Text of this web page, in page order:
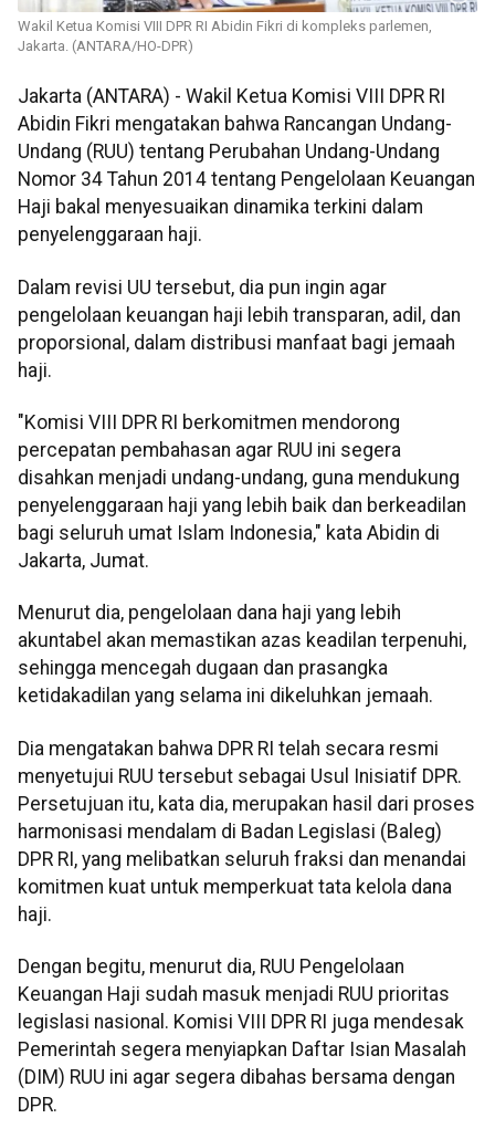
Wakil Ketua Komisi VIII DPR RI Abidin Fikri di kompleks parlemen,
Jakarta. (ANTARA/HO-DPR)
Jakarta (ANTARA) - Wakil Ketua Komisi VIII DPR RI
Abidin Fikri mengatakan bahwa Rancangan Undang-
Undang (RUU) tentang Perubahan Undang-Undang
Nomor 34 Tahun 2014 tentang Pengelolaan Keuangan
Haji bakal menyesuaikan dinamika terkini dalam
penyelenggaraan haji.
Dalam revisi UU tersebut, dia pun ingin agar
pengelolaan keuangan haji lebih transparan, adil, dan
proporsional, dalam distribusi manfaat bagi jemaah
haji.
"Komisi VIII DPR RI berkomitmen mendorong
percepatan pembahasan agar RUU ini segera
disahkan menjadi undang-undang, guna mendukung
penyelenggaraan haji yang lebih baik dan berkeadilan
bagi seluruh umat Islam Indonesia," kata Abidin di
Jakarta, Jumat.
Menurut dia, pengelolaan dana haji yang lebih
akuntabel akan memastikan azas keadilan terpenuhi,
sehingga mencegah dugaan dan prasangka
ketidakadilan yang selama ini dikeluhkan jemaah.
Dia mengatakan bahwa DPR RI telah secara resmi
menyetujui RUU tersebut sebagai Usul Inisiatif DPR.
Persetujuan itu, kata dia, merupakan hasil dari proses
harmonisasi mendalam di Badan Legislasi (Baleg)
DPR RI, yang melibatkan seluruh fraksi dan menandai
komitmen kuat untuk memperkuat tata kelola dana
haji.
Dengan begitu, menurut dia, RUU Pengelolaan
Keuangan Haji sudah masuk menjadi RUU prioritas
legislasi nasional. Komisi VIII DPR RI juga mendesak
Pemerintah segera menyiapkan Daftar Isian Masalah
(DIM) RUU ini agar segera dibahas bersama dengan
DPR.